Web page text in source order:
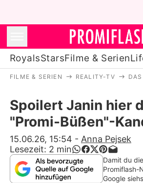
RoyalsStarsFilme & Serien
Stars
Filme & Serien
Lifestyle
Familie & Liebe
FILME & SERIEN REALITY-TV DAS
Spoilert Janin hier
"Promi-Büßen"-
15.06.26, 15:54 - Anna Pejsek
Lesezeit: 2 min
Damit du
Promiflash-
Google